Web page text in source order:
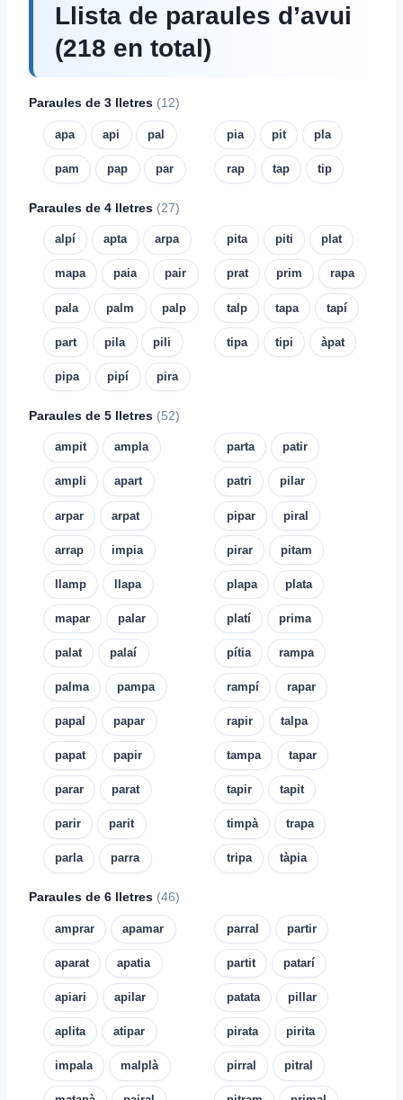
Llista de paraules d’avui
(218 en total)
Paraules de 3 lletres (12)
apa api pal
pam pap par
pia pit pla
rap tap tip
Paraules de 4 lletres (27)
alpí apta arpa
mapa paia pair
pala palm palp
part pila pili
pipa pipí pira
pita piti plat
prat prim rapa
talp tapa tapí
tipa tipi àpat
Paraules de 5 lletres (52)
ampit ampla
ampli apart
arpar arpat
arrap impia
llamp llapa
mapar palar
palat palaí
palma pampa
papal papar
papat papir
parar parat
parir parit
parla parra
parta patir
patri pilar
pipar piral
pirar pitam
plapa plata
platí prima
pítia rampa
rampí rapar
rapir talpa
tampa tapar
tapir tapit
timpà trapa
tripa tàpia
Paraules de 6 lletres (46)
amprar apamar
aparat apatia
apiari apilar
aplita atipar
impala malplà
parral partir
partit patarí
patata pillar
pirata pirita
pirral pitral